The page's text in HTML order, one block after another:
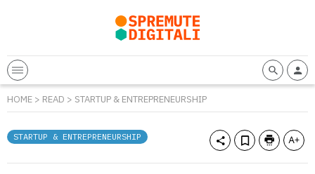
HOME > READ > STARTUP & ENTREPRENEURSHIP
STARTUP & ENTREPRENEURSHIP